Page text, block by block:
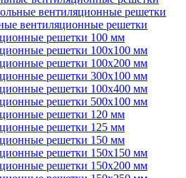
вентиляционные решетки
вентиляционные решетки
решетки 100 мм
решетки 100х100 мм
решетки 100х200 мм
решетки 300х100 мм
решетки 100х400 мм
решетки 500х100 мм
решетки 120 мм
решетки 125 мм
решетки 150 мм
решетки 150х150 мм
решетки 150х200 мм